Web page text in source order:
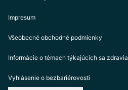
Impresum
Všeobecné obchodné podmienky
Informácie o témach týkajúcich sa zdravia
Vyhlásenie o bezbariérovosti